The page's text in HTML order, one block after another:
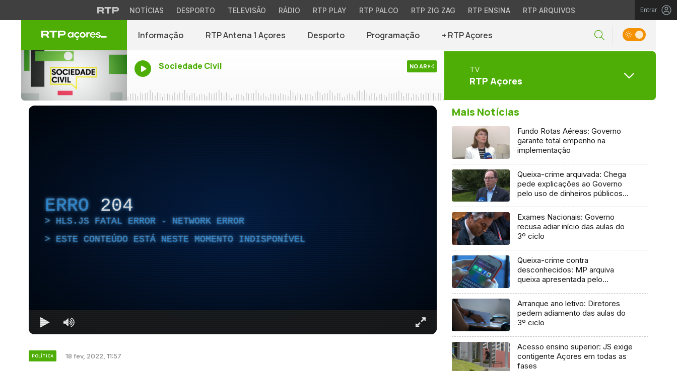
NOTÍCIAS DESPORTO TELEVISÃO RÁDIO RTP PLAY RTP PALCO RTP ZIG ZAG RTP ENSINA RTP ARQUIVOS Entrar
Informação RTP Antena 1 Açores Desporto Programação + RTP Açores
Sociedade Civil NO AR TV
RTP Açores
ERRO 204
HLS.JS FATAL ERROR - NETWORK ERROR
ESTE CONTEÚDO ESTÁ NESTE MOMENTO INDISPONÍVEL
POLÍTICA 18 fev, 2022, 11:57
Mais Notícias
Fundo Rotas Aéreas: Governo
garante total empenho na
implementação
Queixa-crime arquivada: Chega
pede explicações ao Governo
pelo uso de dinheiros públicos
Exames Nacionais: Governo
recusa adiar início das aulas do
3º ciclo
Queixa-crime contra
desconhecidos: MP arquiva
queixa apresentada pelo
Arranque ano letivo: Diretores
pedem adiamento das aulas do
3º ciclo
Acesso ensino superior: JS exige
contigente Açores em todas as
fases